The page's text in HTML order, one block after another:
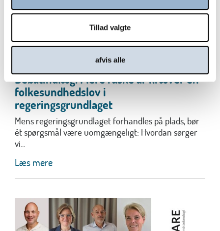
Tillad valgte
afvis alle
Debatindlæg: Flere raske år kræver en
folkesundhedslov i
regeringsgrundlaget
Mens regeringsgrundlaget forhandles på plads, bør
ét spørgsmål være uomgængeligt: Hvordan sørger
vi...
Læs mere